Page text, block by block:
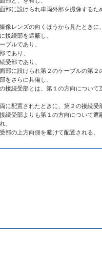
部に設けられ車両外部を撮像するた
像レンズの向くほうから見たときに
接続部を遮蔽し、
ブルであり、
であり、
受部であり、
部に設けられ第２のケーブルの第２
をさらに具備し、
接続受部とは、第１の方向について
に配置されたときに、第２の接続受
続受部よりも第１の方向について遮
、
部の上方向側を避けて配置される、